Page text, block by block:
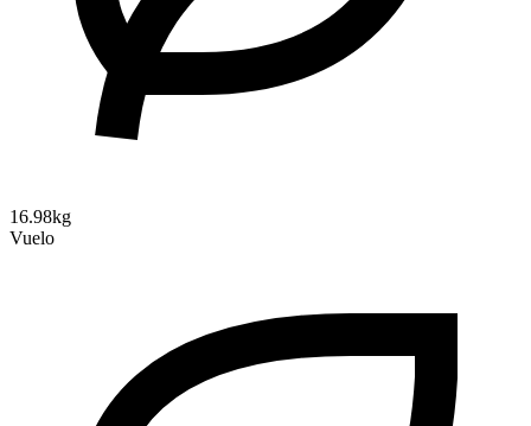
16.98kg
Vuelo